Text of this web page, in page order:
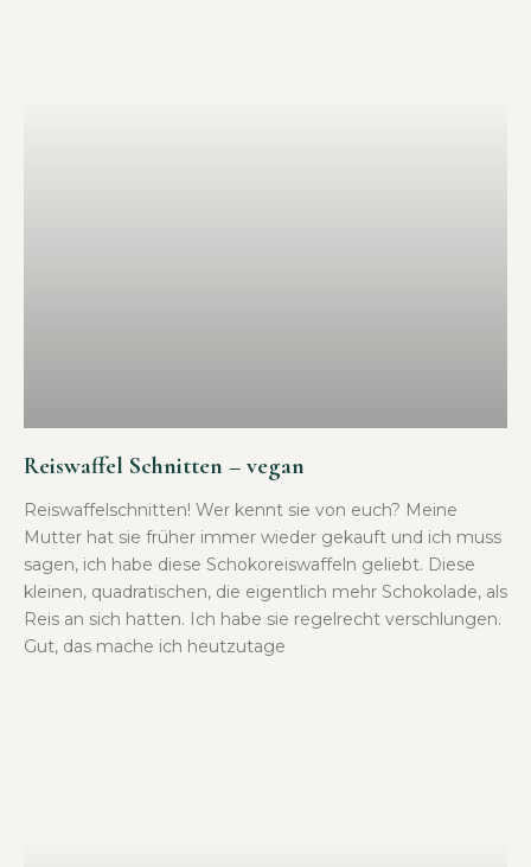
Reiswaffel Schnitten – vegan
Reiswaffelschnitten! Wer kennt sie von euch? Meine
Mutter hat sie früher immer wieder gekauft und ich muss
sagen, ich habe diese Schokoreiswaffeln geliebt. Diese
kleinen, quadratischen, die eigentlich mehr Schokolade, als
Reis an sich hatten. Ich habe sie regelrecht verschlungen.
Gut, das mache ich heutzutage